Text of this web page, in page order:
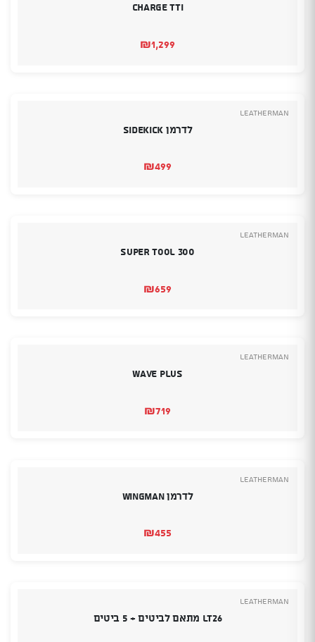
Charge TTi
₪1,299
Leatherman
לדרמן Sidekick
₪499
Leatherman
Super Tool 300
₪659
Leatherman
wave plus
₪719
Leatherman
לדרמן Wingman
₪455
Leatherman
LT26 מתאם לביטים + 5 ביטים